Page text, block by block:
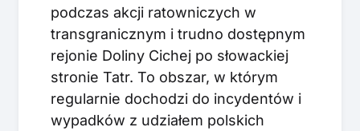
podczas akcji ratowniczych w
transgranicznym i trudno dostępnym
rejonie Doliny Cichej po słowackiej
stronie Tatr. To obszar, w którym
regularnie dochodzi do incydentów i
wypadków z udziałem polskich